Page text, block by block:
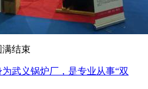
满结束
武义锅炉厂，是专业从事“双